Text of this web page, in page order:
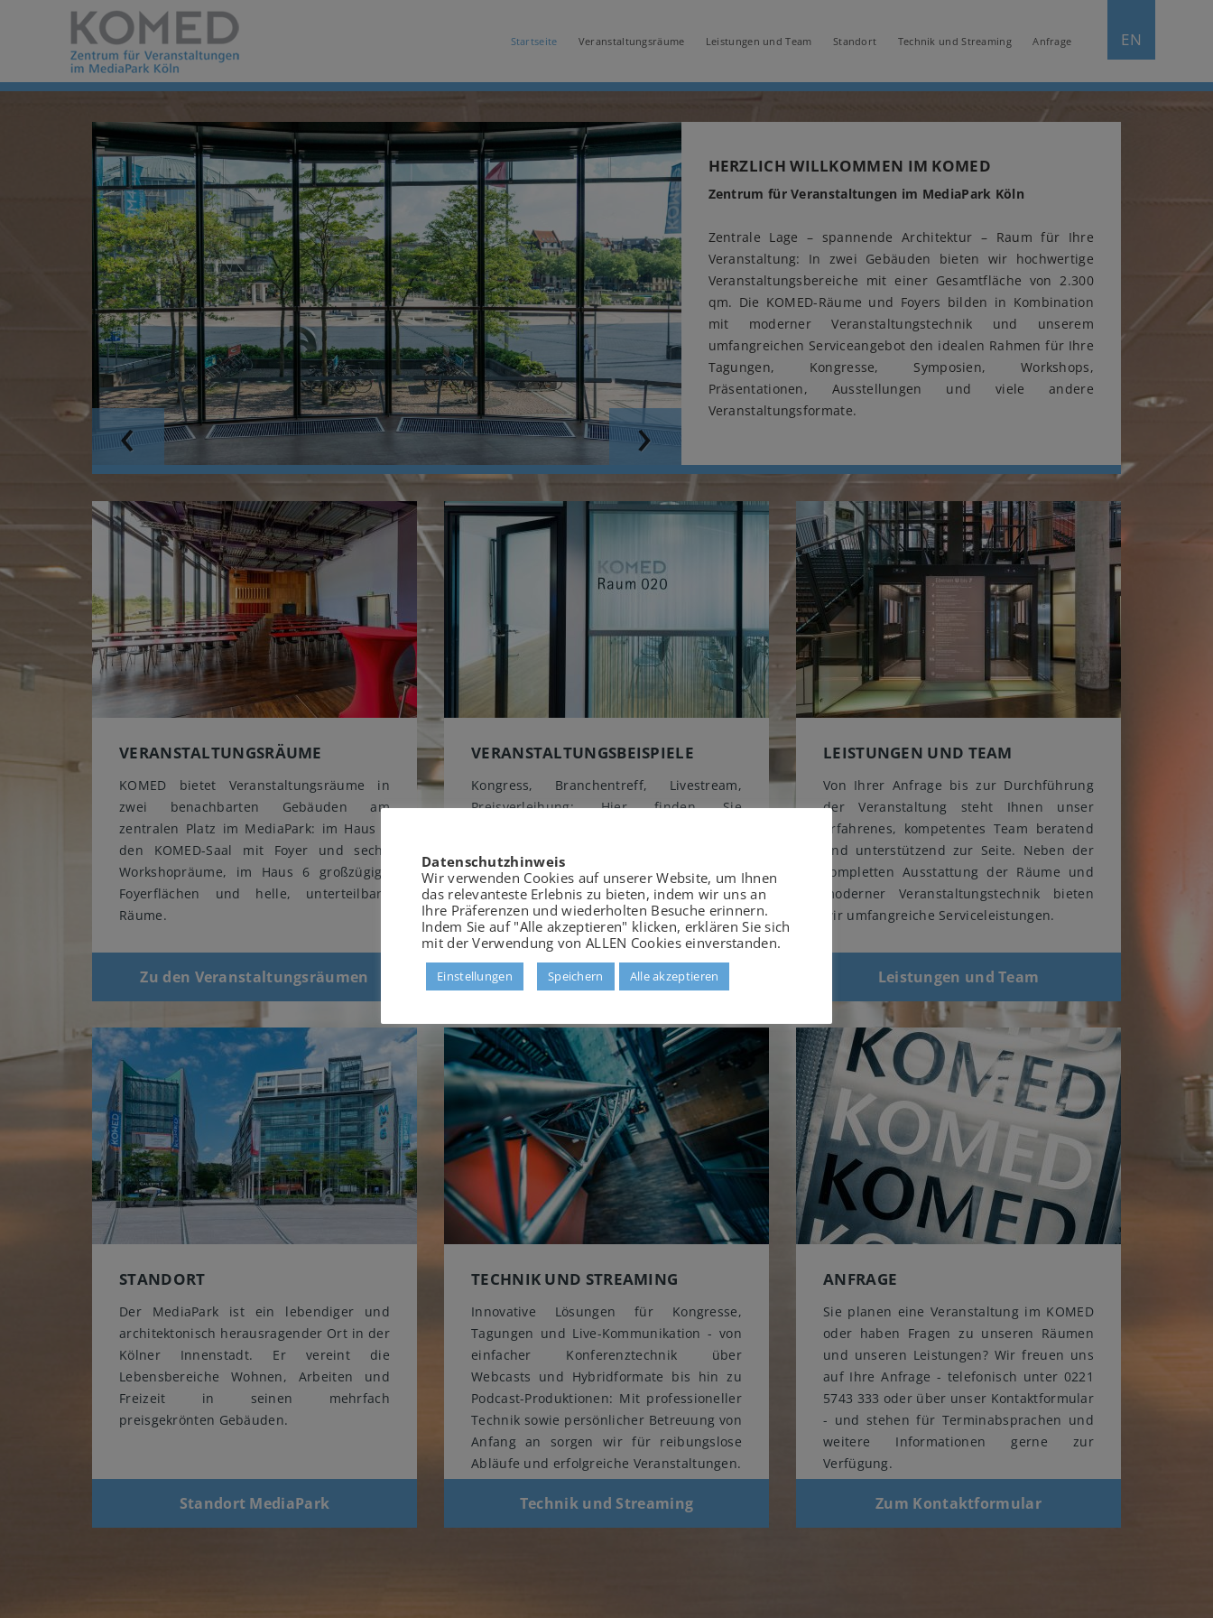
EN
Startseite Veranstaltungsräume Leistungen und Team Standort Technik und Streaming Anfrage
Previous Next
HERZLICH WILLKOMMEN IM KOMED
Zentrum für Veranstaltungen im MediaPark Köln
Zentrale Lage – spannende Architektur – Raum für Ihre
Veranstaltung: In zwei Gebäuden bieten wir hochwertige
Veranstaltungsbereiche mit einer Gesamtfläche von 2.300
qm. Die KOMED-Räume und Foyers bilden in Kombination
mit moderner Veranstaltungstechnik und unserem
umfangreichen Serviceangebot den idealen Rahmen für Ihre
Tagungen, Kongresse, Symposien, Workshops,
Präsentationen, Ausstellungen und viele andere
Veranstaltungsformate.
VERANSTALTUNGSRÄUME
KOMED bietet Veranstaltungsräume in
zwei benachbarten Gebäuden am
zentralen Platz im MediaPark: im Haus 7
den KOMED-Saal mit Foyer und sechs
Workshopräume, im Haus 6 großzügige
Foyerflächen und helle, unterteilbare
Räume.
Zu den Veranstaltungsräumen
VERANSTALTUNGSBEISPIELE
Kongress, Branchentreff, Livestream,
Preisverleihung: Hier finden Sie
Räumlichkeiten und deren Möglichkeiten
zu erhalten.
Zu den Veranstaltungsbeispielen
LEISTUNGEN UND TEAM
Von Ihrer Anfrage bis zur Durchführung
der Veranstaltung steht Ihnen unser
erfahrenes, kompetentes Team beratend
und unterstützend zur Seite. Neben der
kompletten Ausstattung der Räume und
moderner Veranstaltungstechnik bieten
wir umfangreiche Serviceleistungen.
Leistungen und Team
STANDORT
Der MediaPark ist ein lebendiger und
architektonisch herausragender Ort in der
Kölner Innenstadt. Er vereint die
Lebensbereiche Wohnen, Arbeiten und
Freizeit in seinen mehrfach
preisgekrönten Gebäuden.
Standort MediaPark
TECHNIK UND STREAMING
Innovative Lösungen für Kongresse,
Tagungen und Live-Kommunikation - von
einfacher Konferenztechnik über
Webcasts und Hybridformate bis hin zu
Podcast-Produktionen: Mit professioneller
Technik sowie persönlicher Betreuung von
Anfang an sorgen wir für reibungslose
Abläufe und erfolgreiche Veranstaltungen.
Technik und Streaming
ANFRAGE
Sie planen eine Veranstaltung im KOMED
oder haben Fragen zu unseren Räumen
und unseren Leistungen? Wir freuen uns
auf Ihre Anfrage - telefonisch unter 0221
5743 333 oder über unser Kontaktformular
- und stehen für Terminabsprachen und
weitere Informationen gerne zur
Verfügung.
Zum Kontaktformular
Datenschutzhinweis
Wir verwenden Cookies auf unserer Website, um Ihnen
das relevanteste Erlebnis zu bieten, indem wir uns an
Ihre Präferenzen und wiederholten Besuche erinnern.
Indem Sie auf "Alle akzeptieren" klicken, erklären Sie sich
mit der Verwendung von ALLEN Cookies einverstanden.
Einstellungen Speichern Alle akzeptieren